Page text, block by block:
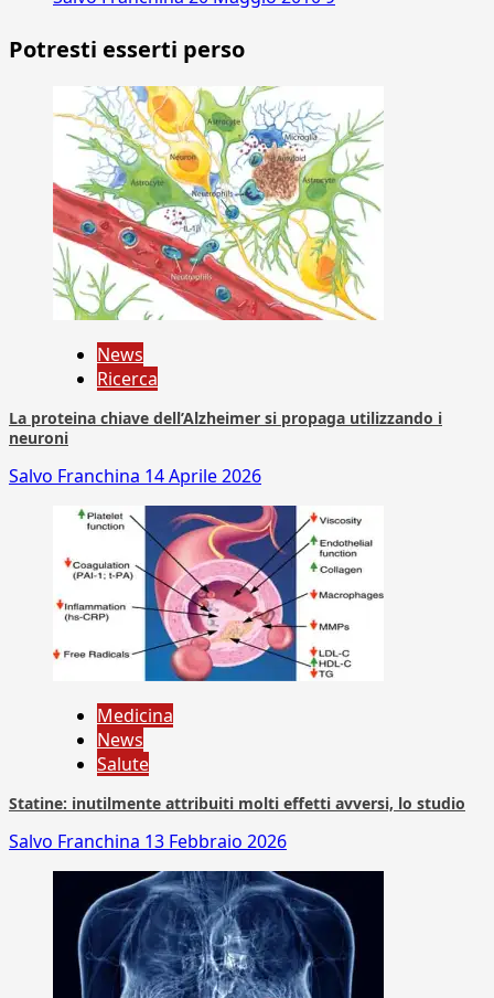
Potresti esserti perso
News
Ricerca
La proteina chiave dell’Alzheimer si propaga utilizzando i
neuroni
Salvo Franchina 14 Aprile 2026
Medicina
News
Salute
Statine: inutilmente attribuiti molti effetti avversi, lo studio
Salvo Franchina 13 Febbraio 2026